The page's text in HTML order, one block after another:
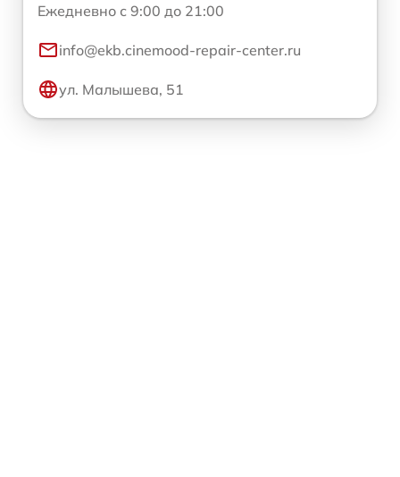
Ежедневно с 9:00 до 21:00
info@ekb.cinemood-repair-center.ru
ул. Малышева, 51